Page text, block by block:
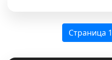
Страница 1